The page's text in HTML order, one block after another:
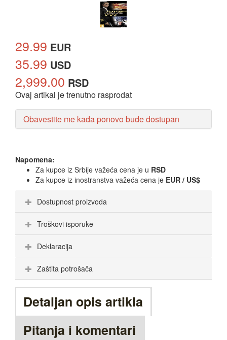
29.99 EUR
35.99 USD
2,999.00 RSD
Ovaj artikal je trenutno rasprodat
Obavestite me kada ponovo bude dostupan
Napomena:
Za kupce iz Srbije važeća cena je u RSD
Za kupce iz inostranstva važeća cena je EUR / US$
Dostupnost proizvoda
Troškovi isporuke
Deklaracija
Zaštita potrošača
Detaljan opis artikla
Pitanja i komentari